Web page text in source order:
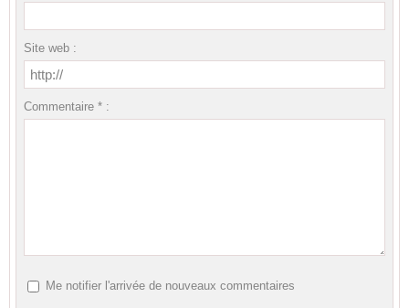
Site web :
Commentaire * :
Me notifier l'arrivée de nouveaux commentaires